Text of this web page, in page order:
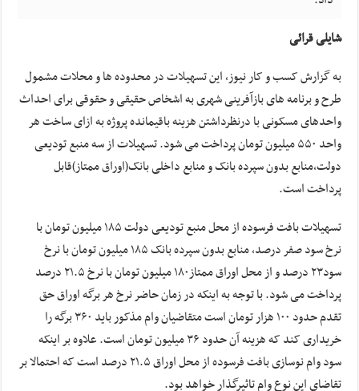
شایلی قرائی
به گزارش کسب و کار نیوز، این تسهیلات در محدوده ها و محلات مشمول
طرح و برنامه های بازآفرینی شهری به اشخاص حقیقی و حقوقی برای احداث
واحدهای مسکونی با درنظرداشتن هزینه باقیمانده پروژه به ازای ساخت هر
واحد ۵۵۰ میلیون تومان پرداخت می شود. تسهیلات از سه منبع تودیعی
دولت،منابع بدون سپرده بانک و منابع داخلی بانک(اوراق ممتاز)قابل
پرداخت است.
تسهیلات بافت فرسوده از محل منبع تودیعی دولت ۱۸۵ میلیون تومان با
نرخ سود صفر درصد، منابع بدون سپرده بانک ۱۸۵ میلیون تومان با نرخ
سود۲۳ درصد و از محل اوراق ممتاز۱۸۰ میلیون تومان با نرخ ۲۱.۵ درصد
پرداخت می شود. با توجه به اینکه در زمان حاضر نرخ هر برگه اوراق حق
تقدم حدود ۱۰۰ هزار تومان است متقاضیان وام مذکور باید ۳۶۰ برگه را
خریداری کند که هزینه آن حدود ۳۶ میلیون تومان است. علاوه بر اینکه
سود وام نوسازی بافت فرسوده از محل اوراق ۲۱.۵ درصد است که احتمالا بر
تقاضای این نوع وام تاثیرگذار خواهد بود.